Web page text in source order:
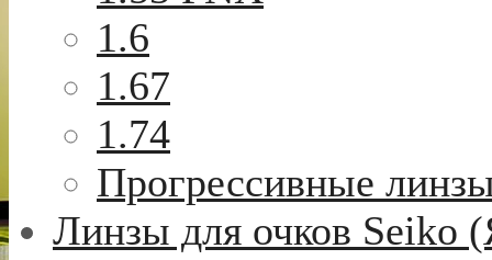
1.6
1.67
1.74
Прогрессивные
Линзы для очков Seiko